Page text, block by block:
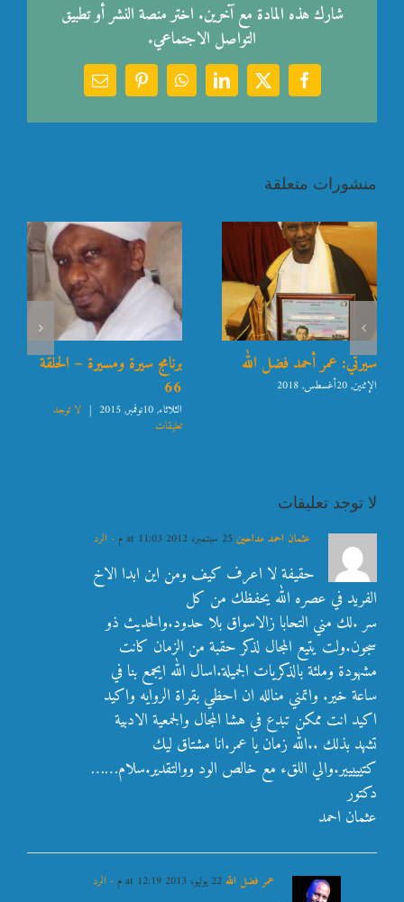
شارك هذه المادة مع آخرين. اختر منصة النشر أو تطبيق
التواصل الاجتماعي.
Facebook
X
LinkedIn
WhatsApp
Pinterest
Email
منشورات متعلقة
سيرتي: عمر أحمد فضل الله
الإثنين, 20أغسطس, 2018
برنامج سيرة ومسيرة – الحلقة
66
الثلاثاء, 10نوفمبر, 2015 | لا توجد
تعليقات
لا توجد تعليقات
عثمان احمد مداحين - الرد
حقيفة لا اعرف كيف ومن اين ابدا الاخ
الفريد في عصره الله يحفظك من كل
سر .لك مني التحابا زالاسواق بلا حدود.والحديث ذو
سجون.ولت يتيع المجال لذكر حقبة من الزمان كانت
مشهودة وملئة بالذكريات الجميلة.اسال الله ايجمع بنا في
ساعة خير. واتمني منالله ان احظي بقراة الروايه واكيد
اكيد انت ممكن تبدع في هشا المجال والجمعية الادبية
تشهد بذلك ..الله زمان يا عمر.انا مشتاق ليك
كتييييير.والي اللقء مع خالص الود ووالتقدير.سلام……
دكتور
عثمان احمد
عمر فضل الله - الرد